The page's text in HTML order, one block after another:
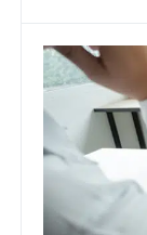
Offres